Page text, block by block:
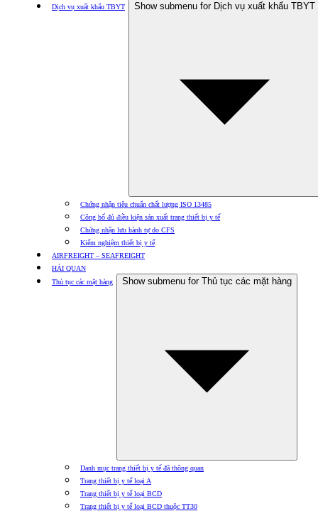
Dịch vụ xuất khẩu TBYT
Show submenu for Dịch vụ xuất khẩu TBYT
Chứng nhận tiêu chuẩn chất lượng ISO 13485
Công bố đủ điều kiện sản xuất trang thiết bị y tế
Chứng nhận lưu hành tự do CFS
Kiểm nghiệm thiết bị y tế
AIRFREIGHT – SEAFREIGHT
HẢI QUAN
Thủ tục các mặt hàng
Show submenu for Thủ tục các mặt hàng
Danh mục trang thiết bị y tế đã thông quan
Trang thiết bị y tế loại A
Trang thiết bị y tế loại BCD
Trang thiết bị y tế loại BCD thuộc TT30